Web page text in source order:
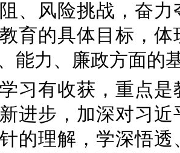
、风险挑战，奋
育的具体目标，
能力、廉政方面的
有收获，重点是
进步，加深对习
的理解，学深悟